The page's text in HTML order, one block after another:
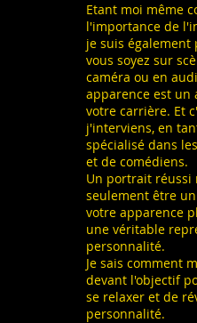
Etant moi même
l'importance de
je suis également
vous soyez sur
caméra ou en
apparence est
votre carrière. Et
j'interviens, en
spécialisé dans
et de comédiens.
Un portrait réussi
seulement être
votre apparence
une véritable
personnalité.
Je sais comment
devant l'objectif
se relaxer et de
personnalité.